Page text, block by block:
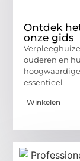
Ontdek
onze gids
ouderen en
essentieel
Winkelen